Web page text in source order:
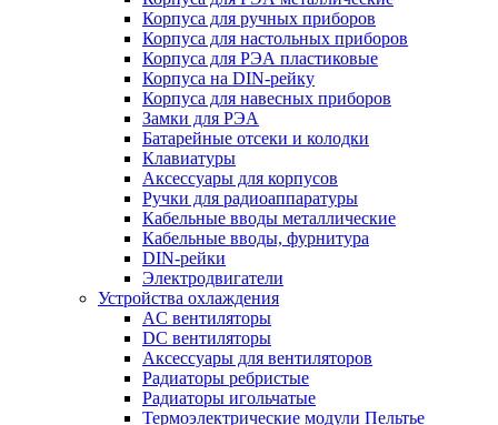
Корпуса для ручных приборов
Корпуса для настольных приборов
Корпуса для РЭА пластиковые
Корпуса на DIN-рейку
Корпуса для навесных приборов
Замки для РЭА
Батарейные отсеки и колодки
Клавиатуры
Аксессуары для корпусов
Ручки для радиоаппаратуры
Кабельные вводы металлические
Кабельные вводы, фурнитура
DIN-рейки
Электродвигатели
Устройства охлаждения
AC вентиляторы
DC вентиляторы
Аксессуары для вентиляторов
Радиаторы ребристые
Радиаторы игольчатые
Термоэлектрические модули Пельтье